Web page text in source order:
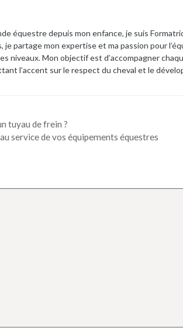
équestre depuis mon enfance, je suis
je partage mon expertise et ma passion pour
niveaux. Mon objectif est d’accompagner
l’accent sur le respect du cheval et le
tuyau de frein ?
service de vos équipements équestres